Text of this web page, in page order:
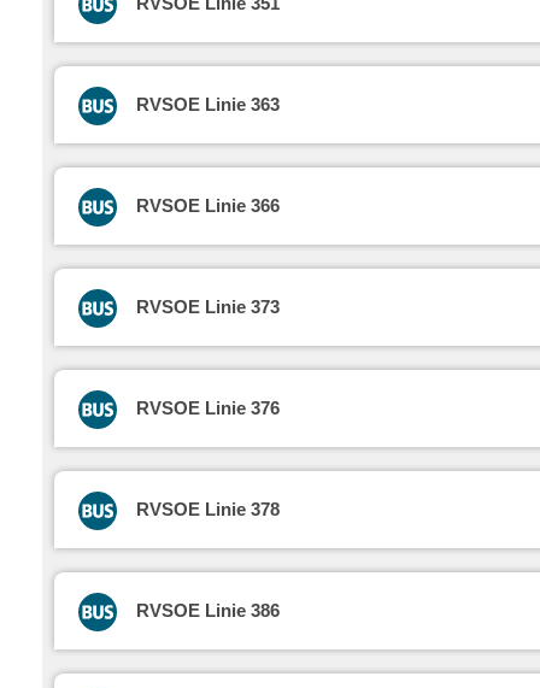
RVSOE Linie 363
RVSOE Linie 366
RVSOE Linie 373
RVSOE Linie 376
RVSOE Linie 378
RVSOE Linie 386